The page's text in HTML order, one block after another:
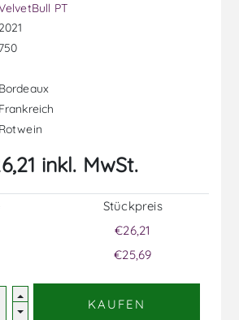
PT
2021
750
Bordeaux
Frankreich
Rotwein
inkl. MwSt.
Stückpreis
€26,21
€25,69
KAUFEN